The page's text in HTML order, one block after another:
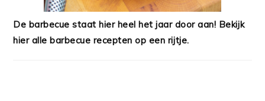
De barbecue staat hier heel het jaar door aan! Bekijk
hier alle barbecue recepten op een rijtje.